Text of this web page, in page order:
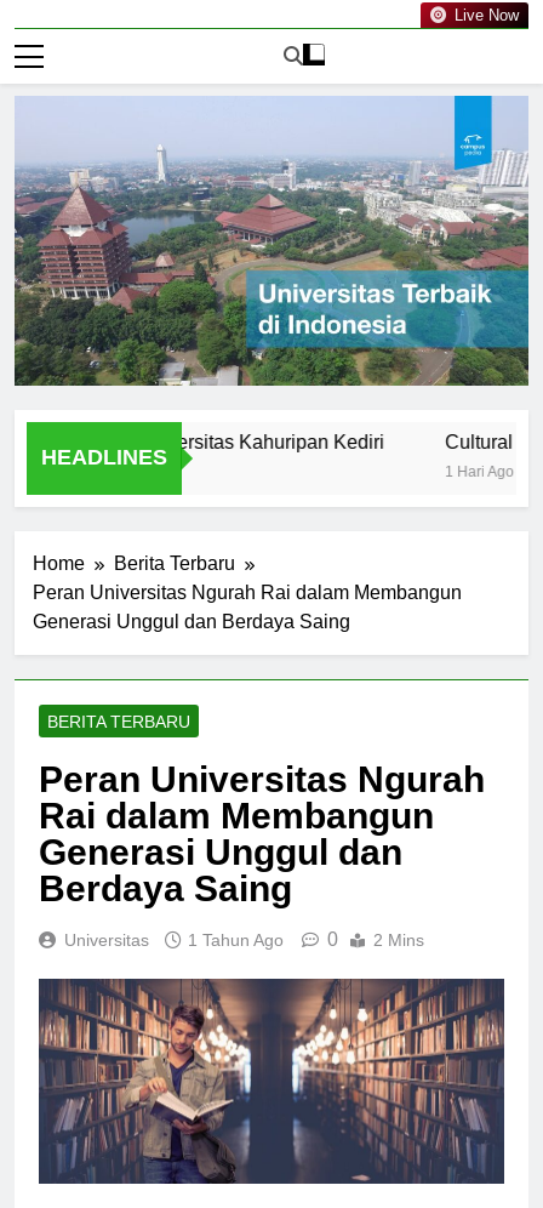
Live Now
HEADLINES
of Universitas Kahuripan Kediri Cultural and
1 Hari Ago
Home
Berita Terbaru
Peran Universitas Ngurah Rai dalam Membangun
Generasi Unggul dan Berdaya Saing
BERITA TERBARU
Peran Universitas Ngurah
Rai dalam Membangun
Generasi Unggul dan
Berdaya Saing
Universitas 1 Tahun Ago 0 2 Mins